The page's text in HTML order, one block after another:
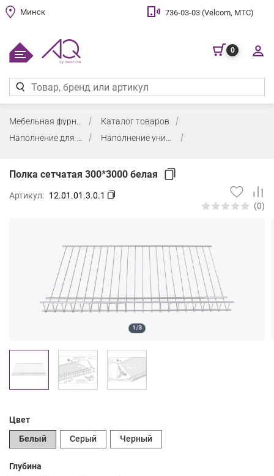
Минск 736-03-03 (Velcom, МТС)
0
Каталог товаров
Наполнение для шкафов
Наполнение универсальное
Полка сетчатая 300*3000 белая
Артикул: 12.01.01.3.0.1
(0)
1/3
Цвет
Белый
Серый Черный
Глубина